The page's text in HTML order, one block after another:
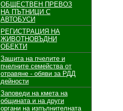
ОБЩЕСТВЕН ПРЕВОЗ
НА ПЪТНИЦИ С
АВТОБУСИ
РЕГИСТРАЦИЯ НА
ЖИВОТНОВЪДНИ
ОБЕКТИ
Защита на пчелите и
пчелните семейства от
отравяне - обяви за РДД
дейности
Заповеди на кмета на
общината и на други
органи на изпълнителната